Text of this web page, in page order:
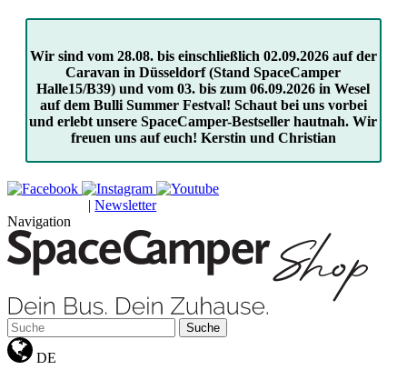
Wir sind vom 28.08. bis einschließlich 02.09.2026 auf der
Caravan in Düsseldorf (Stand SpaceCamper
Halle15/B39) und vom 03. bis zum 06.09.2026 in Wesel
auf dem Bulli Summer Festval! Schaut bei uns vorbei
und erlebt unsere SpaceCamper-Bestseller hautnah. Wir
freuen uns auf euch! Kerstin und Christian
| Newsletter
Navigation
Suche
DE